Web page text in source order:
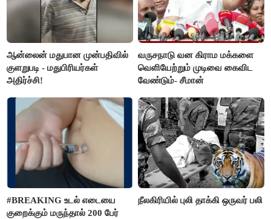
ஆன்லைன் மதுபான முன்பதிவில்
குளறுபடி - மதுபிரியர்கள்
அதிர்ச்சி!
வருசநாடு வன கிராம மக்களை
வெளியேற்றும் முடிவை கைவிட
வேண்டும்- சீமான்
#BREAKING உடல் எடையை
குறைக்கும் மருந்தால் 200 பேர்
நீலகிரியில் புலி தாக்கி ஒருவர் பலி